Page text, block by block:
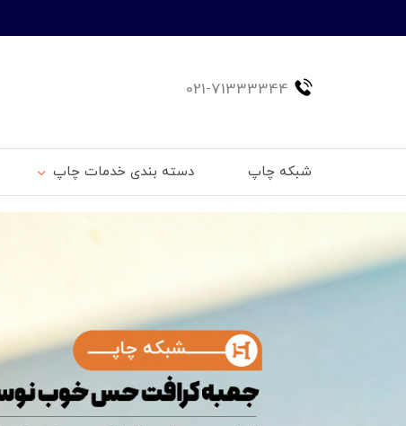
021-71333344
شبکه چاپ دسته بندی خدمات چاپ